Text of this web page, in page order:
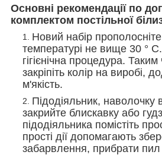
Основні рекомендації по
комплектом постільної
Новий набір
температурі не вище 30 °
гігієнічна процедура.
закріпіть колір на виробі,
м'якість.
Підодіяльник, наволочку
закрийте блискавку або
підодіяльника помістіть
прості дії допомагають
забарвлення, прибрати пил